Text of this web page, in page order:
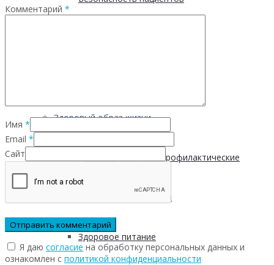
Здоровый образ жизни
Диспансеризация и профилактические
медицинские осмотры
Здоровое питание
Комментарий *
Имя *
Email *
Сайт
Я даю согласие на обработку персональных данных и
ознакомлен с политикой конфиденциальности